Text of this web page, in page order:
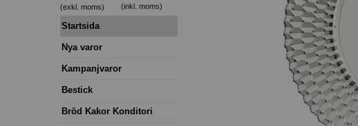
(exkl. moms) (inkl. moms)
Startsida
Nya varor
Kampanjvaror
Bestick
Bröd Kakor Konditori